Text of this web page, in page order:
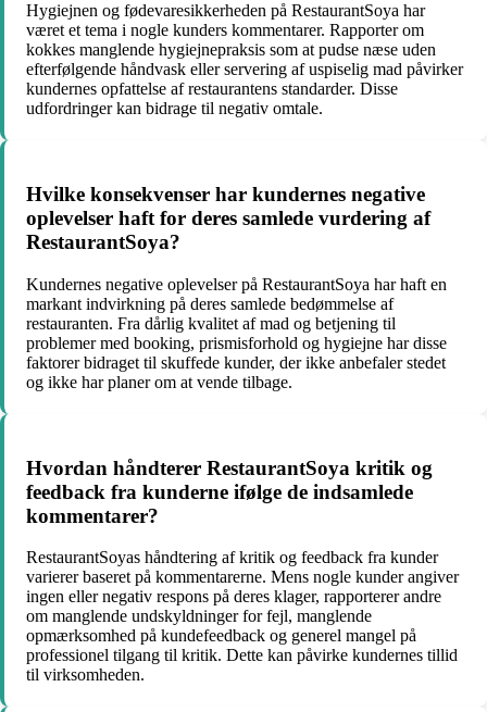
Hygiejnen og fødevaresikkerheden på RestaurantSoya har
været et tema i nogle kunders kommentarer. Rapporter om
kokkes manglende hygiejnepraksis som at pudse næse uden
efterfølgende håndvask eller servering af uspiselig mad påvirker
kundernes opfattelse af restaurantens standarder. Disse
udfordringer kan bidrage til negativ omtale.
Hvilke konsekvenser har kundernes negative
oplevelser haft for deres samlede vurdering af
RestaurantSoya?
Kundernes negative oplevelser på RestaurantSoya har haft en
markant indvirkning på deres samlede bedømmelse af
restauranten. Fra dårlig kvalitet af mad og betjening til
problemer med booking, prismisforhold og hygiejne har disse
faktorer bidraget til skuffede kunder, der ikke anbefaler stedet
og ikke har planer om at vende tilbage.
Hvordan håndterer RestaurantSoya kritik og
feedback fra kunderne ifølge de indsamlede
kommentarer?
RestaurantSoyas håndtering af kritik og feedback fra kunder
varierer baseret på kommentarerne. Mens nogle kunder angiver
ingen eller negativ respons på deres klager, rapporterer andre
om manglende undskyldninger for fejl, manglende
opmærksomhed på kundefeedback og generel mangel på
professionel tilgang til kritik. Dette kan påvirke kundernes tillid
til virksomheden.